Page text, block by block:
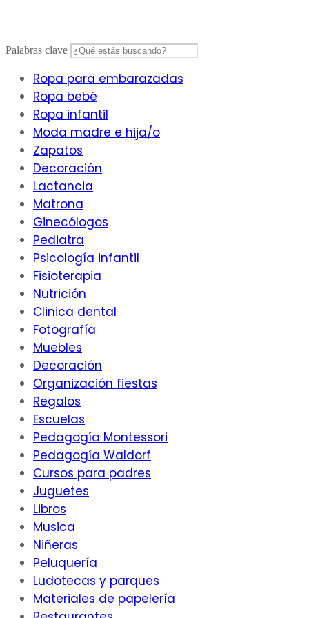
Palabras clave
Ropa para embarazadas
Ropa bebé
Ropa infantil
Moda madre e hija/o
Zapatos
Decoración
Lactancia
Matrona
Ginecólogos
Pediatra
Psicología infantil
Fisioterapia
Nutrición
Clinica dental
Fotografía
Muebles
Decoración
Organización fiestas
Regalos
Escuelas
Pedagogía Montessori
Pedagogía Waldorf
Cursos para padres
Juguetes
Libros
Musica
Niñeras
Peluquería
Ludotecas y parques
Materiales de papelería